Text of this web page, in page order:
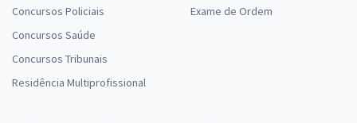
Concursos Policiais
Concursos Saúde
Concursos Tribunais
Residência Multiprofissional
Exame de Ordem